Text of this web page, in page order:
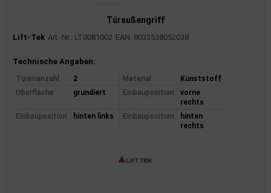
Türaußengriff
Lift-Tek Art.-Nr.: LT8081002 EAN: 8033538052038
Produktinformationen
Technische Angaben:
Türenanzahl 2 Material
Kunststoff
Oberfläche
grundiert Einbauposition
vorne
rechts
Einbauposition
hinten links Einbauposition
hinten
rechts